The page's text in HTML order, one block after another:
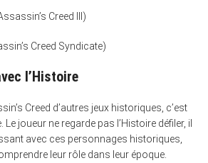
Creed III)
Creed Syndicate)
l’Histoire
Creed d’autres jeux historiques, c’est
joueur ne regarde pas l’Histoire défiler, il
avec ces personnages historiques,
leur rôle dans leur époque.